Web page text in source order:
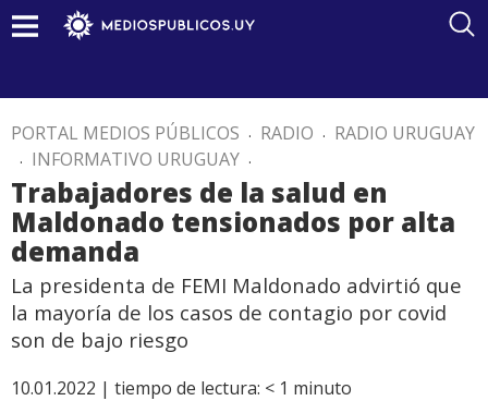
PORTAL MEDIOS PÚBLICOS . RADIO . RADIO URUGUAY
. INFORMATIVO URUGUAY .
Trabajadores de la salud en
Maldonado tensionados por alta
demanda
La presidenta de FEMI Maldonado advirtió que
la mayoría de los casos de contagio por covid
son de bajo riesgo
10.01.2022 | tiempo de lectura: < 1 minuto